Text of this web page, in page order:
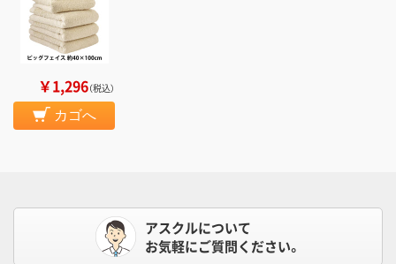
￥1,296（税込）
カゴへ
アスクルについて
お気軽にご質問ください。